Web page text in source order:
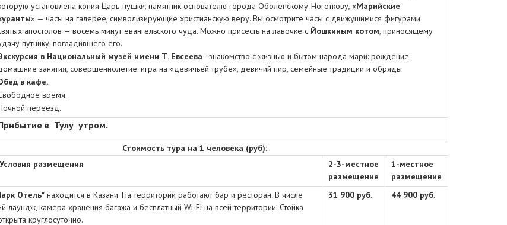
установлена копия Царь-пушки, памятник основателю города Оболенскому-Ноготкову, «Марийские
» — часы на галерее, символизирующие христианскую веру. Вы осмотрите часы с движущимися фигурами
апостолов — восемь минут евангельского чуда. Можно присесть на лавочке с Йошкиным котом, приносящему
путнику, погладившего его.
в Национальный музей имени Т. Евсеева - знакомство с жизнью и бытом народа мари: рождение,
занятия, совершеннолетие: игра на «девичьей трубе», девичий пир, семейные традиции и обряды
в кафе.
время.
переезд.
в Тулу утром.
Стоимость тура на 1 человека (руб):
размещения
2-3-местное
размещение
1-местное
размещение
Отель" находится в Казани. На территории работают бар и ресторан. В числе
лаундж, камера хранения багажа и бесплатный Wi-Fi на всей территории. Стойка
круглосуточно.
31 900руб. 44 900 руб.